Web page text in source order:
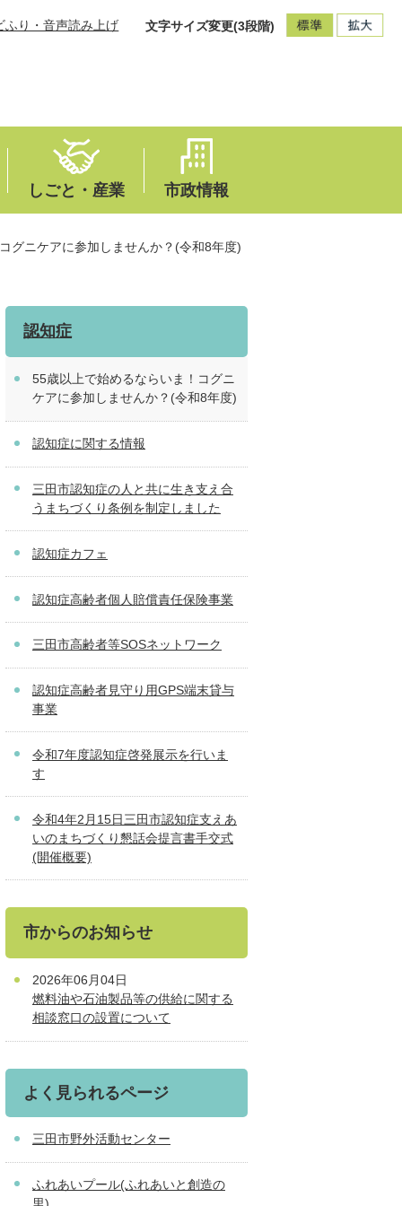
ふり・音声読み上げ 文字サイズ変更(3段階)
しごと・産業 市政情報
グニケアに参加しませんか？(令和8年度)
認知症
55歳以上で始めるならいま！コグニ
ケアに参加しませんか？(令和8年度)
認知症に関する情報
三田市認知症の人と共に生き支え合
うまちづくり条例を制定しました
認知症カフェ
認知症高齢者個人賠償責任保険事業
三田市高齢者等SOSネットワーク
認知症高齢者見守り用GPS端末貸与
事業
令和7年度認知症啓発展示を行いま
す
令和4年2月15日三田市認知症支えあ
いのまちづくり懇話会提言書手交式
(開催概要)
市からのお知らせ
2026年06月04日
燃料油や石油製品等の供給に関する
相談窓口の設置について
よく見られるページ
三田市野外活動センター
ふれあいプール(ふれあいと創造の